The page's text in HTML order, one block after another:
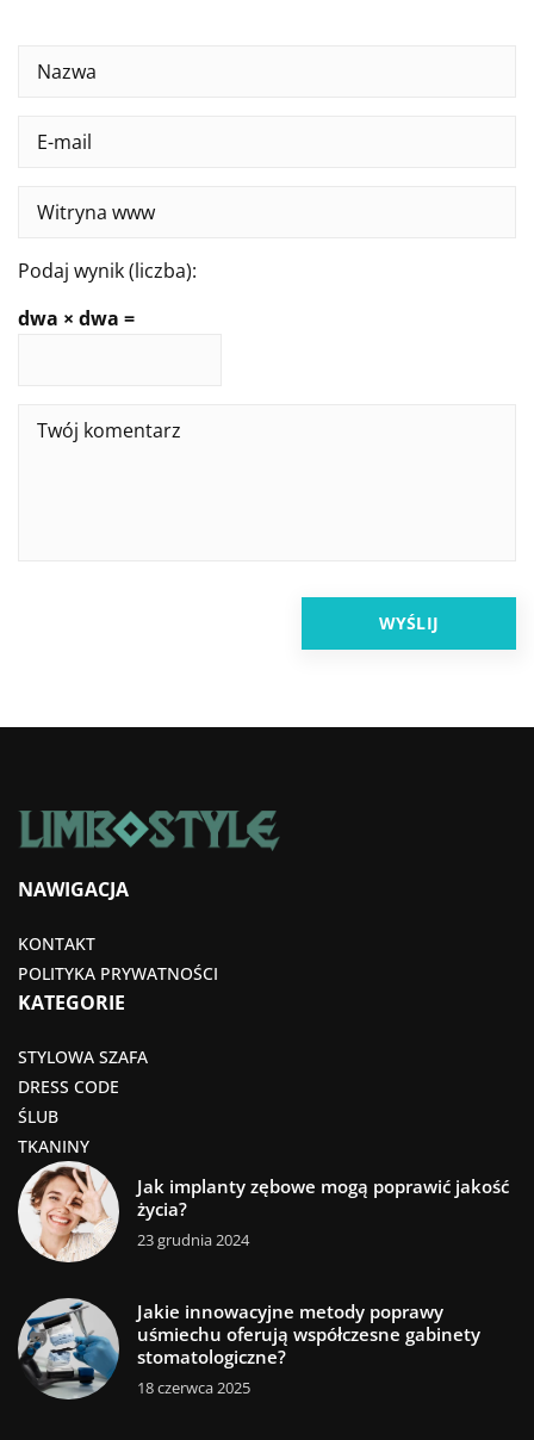
Podaj wynik (liczba):
dwa × dwa =
NAWIGACJA
KONTAKT
POLITYKA PRYWATNOŚCI
KATEGORIE
STYLOWA SZAFA
DRESS CODE
ŚLUB
TKANINY
Jak implanty zębowe mogą poprawić jakość
życia?
23 grudnia 2024
Jakie innowacyjne metody poprawy
uśmiechu oferują współczesne gabinety
stomatologiczne?
18 czerwca 2025